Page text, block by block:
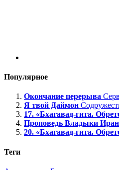
Популярное
Окончание перерыва
Я твой Даймон
17. «Бхагавад-гита.
Проповедь Владыки
20. «Бхагавад-гита.
Теги